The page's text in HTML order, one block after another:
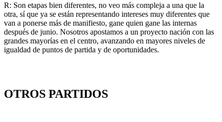
R: Son etapas bien diferentes, no veo más compleja a una que la
otra, sí que ya se están representando intereses muy diferentes que
van a ponerse más de manifiesto, gane quien gane las internas
después de junio. Nosotros apostamos a un proyecto nación con las
grandes mayorías en el centro, avanzando en mayores niveles de
igualdad de puntos de partida y de oportunidades.
OTROS PARTIDOS